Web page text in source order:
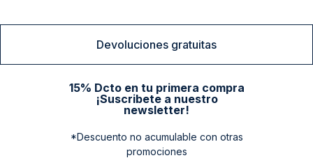
Devoluciones gratuitas
15% Dcto en tu primera compra
¡Suscribete a nuestro
newsletter!
*Descuento no acumulable con otras
promociones